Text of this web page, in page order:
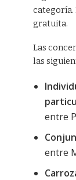
categoría.
gratuita.
Las
las
entre
entre